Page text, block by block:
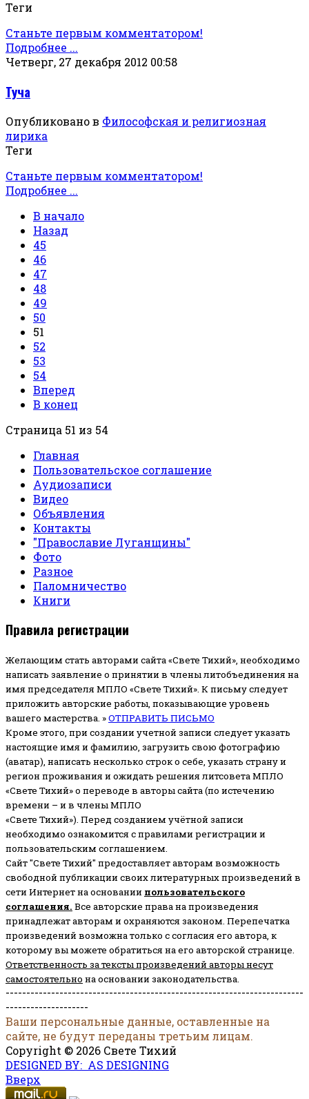
Теги
Станьте первым комментатором!
Подробнее ...
Четверг, 27 декабря 2012 00:58
Туча
Опубликовано в Философская и религиозная
лирика
Теги
Станьте первым комментатором!
Подробнее ...
В начало
Назад
45
46
47
48
49
50
51
52
53
54
Вперед
В конец
Страница 51 из 54
Главная
Пользовательское соглашение
Аудиозаписи
Видео
Объявления
Контакты
"Православие Луганщины"
Фото
Разное
Паломничество
Книги
Правила регистрации
Желающим стать авторами сайта «Свете Тихий», необходимо
написать заявление о принятии в члены литобъединения на
имя председателя МПЛО «Свете Тихий». К письму следует
приложить авторские работы, показывающие уровень
вашего мастерства. »ОТПРАВИТЬ ПИСЬМО
Кроме этого, при создании учетной записи следует указать
настоящие имя и фамилию, загрузить свою фотографию
(аватар), написать несколько строк о себе, указать страну и
регион проживания и ожидать решения литсовета МПЛО
«Свете Тихий» о переводе в авторы сайта (по истечению
времени – и в члены МПЛО
«Свете Тихий»). Перед созданием учётной записи
необходимо ознакомится с правилами регистрации и
пользовательским соглашением.
Сайт "Свете Тихий" предоставляет авторам возможность
свободной публикации своих литературных произведений в
сети Интернет на основании пользовательского
соглашения. Все авторские права на произведения
принадлежат авторам и охраняются законом. Перепечатка
произведений возможна только с согласия его автора, к
которому вы можете обратиться на его авторской странице.
Ответственность за тексты произведений авторы несут
самостоятельно на основании законодательства.
------------------------------------------------------------------------
--------------------
Ваши персональные данные, оставленные на
сайте, не будут переданы третьим лицам.
Copyright © 2026 Свете Тихий
DESIGNED BY: AS DESIGNING
Вверх